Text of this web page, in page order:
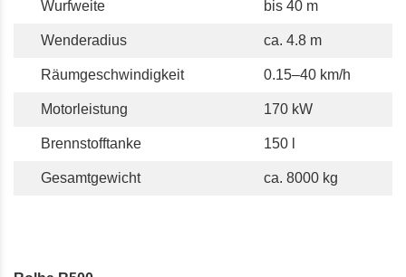
Wurfweite bis 40 m
Wenderadius ca. 4.8 m
Räumgeschwindigkeit 0.15–40 km/h
Motorleistung 170 kW
Brennstofftanke 150 l
Gesamtgewicht ca. 8000 kg